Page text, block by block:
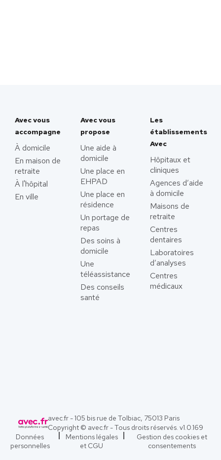
Avec vous
accompagne
À domicile
En maison de
retraite
À l'hôpital
En ville
Avec vous
propose
Une aide à
domicile
Une place en
EHPAD
Une place en
résidence
Un portage de
repas
Des soins à
domicile
Une
téléassistance
Des conseils
santé
Les
établissements
Avec
Hôpitaux et
cliniques
Agences d’aide
à domicile
Maisons de
retraite
Centres
dentaires
Laboratoires
d’analyses
Centres
médicaux
avec.fr - 105 bis rue de Tolbiac, 75013 Paris
Copyright © avec.fr - Tous droits réservés. v1.0.169
Données
personnelles
Mentions légales
et CGU
Gestion des cookies et
consentements